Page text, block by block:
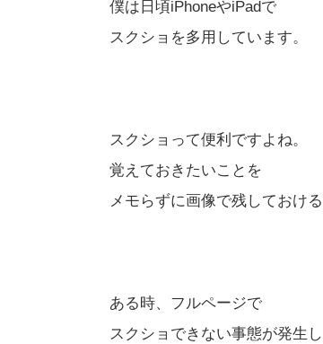
僕は日頃iPhoneやiPadで
スクショを多用しています。
スクショって便利ですよね。
覚えておきたいことを
メモらずに画像で残しておける
ある時、フルページで
スクショできない事態が発生し